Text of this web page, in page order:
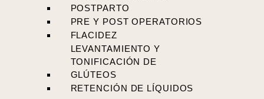
POSTPARTO
PRE Y POST OPERATORIOS
FLACIDEZ
LEVANTAMIENTO Y
TONIFICACIÓN DE
GLÚTEOS
RETENCIÓN DE LÍQUIDOS